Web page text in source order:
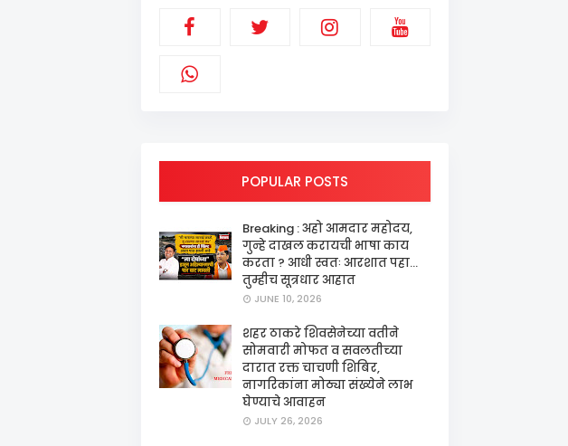
POPULAR POSTS
Breaking : अहो आमदार महोदय,
गुन्हे दाखल करायची भाषा काय
करता ? आधी स्वतः आरशात पहा...
तुम्हीच सूत्रधार आहात
JUNE 10, 2026
शहर ठाकरे शिवसेनेच्या वतीने
सोमवारी मोफत व सवलतीच्या
दारात रक्त चाचणी शिबिर,
नागरिकांना मोठ्या संख्येने लाभ
घेण्याचे आवाहन
JULY 26, 2026